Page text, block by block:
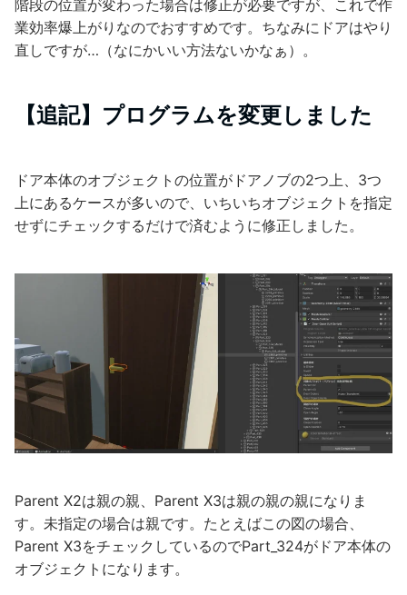
階段の位置が変わった場合は修正が必要ですが、これで作
業効率爆上がりなのでおすすめです。ちなみにドアはやり
直しですが…（なにかいい方法ないかなぁ）。
【追記】プログラムを変更しました
ドア本体のオブジェクトの位置がドアノブの2つ上、3つ
上にあるケースが多いので、いちいちオブジェクトを指定
せずにチェックするだけで済むように修正しました。
Parent X2は親の親、Parent X3は親の親の親になりま
す。未指定の場合は親です。たとえばこの図の場合、
Parent X3をチェックしているのでPart_324がドア本体の
オブジェクトになります。